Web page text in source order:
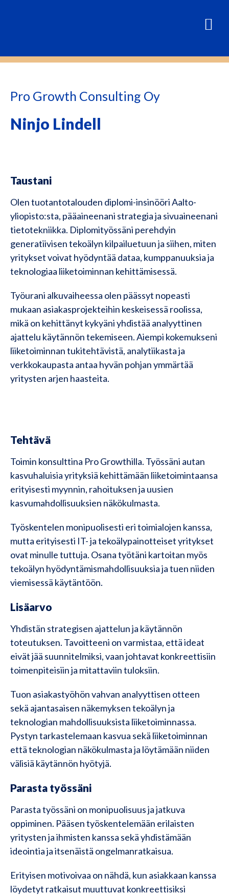
Pro Growth Consulting Oy
Ninjo Lindell
Taustani
Olen tuotantotalouden diplomi-insinööri Aalto-
yliopisto:sta, pääaineenani strategia ja sivuaineenani
tietotekniikka. Diplomityössäni perehdyin
generatiivisen tekoälyn kilpailuetuun ja siihen, miten
yritykset voivat hyödyntää dataa, kumppanuuksia ja
teknologiaa liiketoiminnan kehittämisessä.
Työurani alkuvaiheessa olen päässyt nopeasti
mukaan asiakasprojekteihin keskeisessä roolissa,
mikä on kehittänyt kykyäni yhdistää analyyttinen
ajattelu käytännön tekemiseen. Aiempi kokemukseni
liiketoiminnan tukitehtävistä, analytiikasta ja
verkkokaupasta antaa hyvän pohjan ymmärtää
yritysten arjen haasteita.
Tehtävä
Toimin konsulttina Pro Growthilla. Työssäni autan
kasvuhaluisia yrityksiä kehittämään liiketoimintaansa
erityisesti myynnin, rahoituksen ja uusien
kasvumahdollisuuksien näkökulmasta.
Työskentelen monipuolisesti eri toimialojen kanssa,
mutta erityisesti IT- ja tekoälypainotteiset yritykset
ovat minulle tuttuja. Osana työtäni kartoitan myös
tekoälyn hyödyntämismahdollisuuksia ja tuen niiden
viemisessä käytäntöön.
Lisäarvo
Yhdistän strategisen ajattelun ja käytännön
toteutuksen. Tavoitteeni on varmistaa, että ideat
eivät jää suunnitelmiksi, vaan johtavat konkreettisiin
toimenpiteisiin ja mitattaviin tuloksiin.
Tuon asiakastyöhön vahvan analyyttisen otteen
sekä ajantasaisen näkemyksen tekoälyn ja
teknologian mahdollisuuksista liiketoiminnassa.
Pystyn tarkastelemaan kasvua sekä liiketoiminnan
että teknologian näkökulmasta ja löytämään niiden
välisiä käytännön hyötyjä.
Parasta työssäni
Parasta työssäni on monipuolisuus ja jatkuva
oppiminen. Pääsen työskentelemään erilaisten
yritysten ja ihmisten kanssa sekä yhdistämään
ideointia ja itsenäistä ongelmanratkaisua.
Erityisen motivoivaa on nähdä, kun asiakkaan kanssa
löydetyt ratkaisut muuttuvat konkreettisiksi